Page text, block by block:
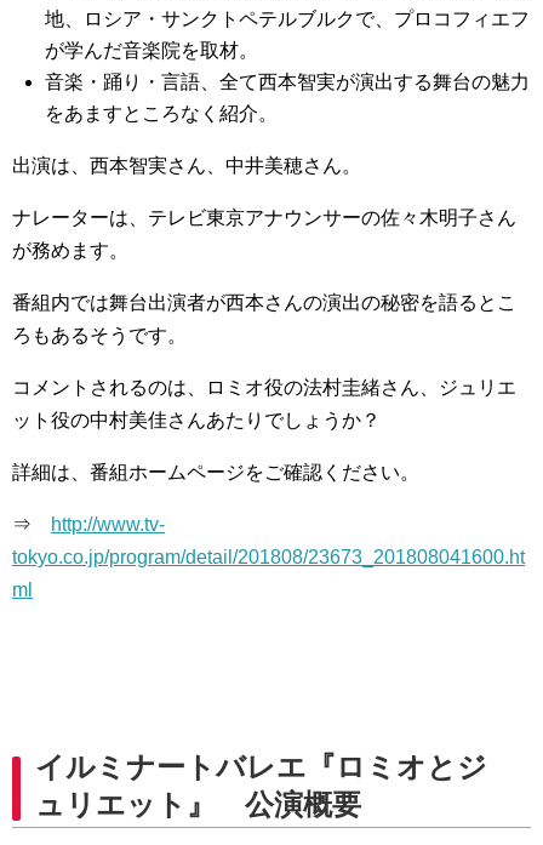
地、ロシア・サンクトペテルブルクで、プロコフィエフ
が学んだ音楽院を取材。
音楽・踊り・言語、全て西本智実が演出する舞台の魅力
をあますところなく紹介。
出演は、西本智実さん、中井美穂さん。
ナレーターは、テレビ東京アナウンサーの佐々木明子さん
が務めます。
番組内では舞台出演者が西本さんの演出の秘密を語るとこ
ろもあるそうです。
コメントされるのは、ロミオ役の法村圭緒さん、ジュリエ
ット役の中村美佳さんあたりでしょうか？
詳細は、番組ホームページをご確認ください。
⇒
http://www.tv-
tokyo.co.jp/program/detail/201808/23673_201808041600.ht
ml
イルミナートバレエ『ロミオとジ
ュリエット』 公演概要